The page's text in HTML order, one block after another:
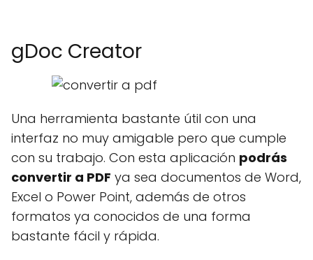
gDoc Creator
Una herramienta bastante útil con una
interfaz no muy amigable pero que cumple
con su trabajo. Con esta aplicación podrás
convertir a PDF ya sea documentos de Word,
Excel o Power Point, además de otros
formatos ya conocidos de una forma
bastante fácil y rápida.